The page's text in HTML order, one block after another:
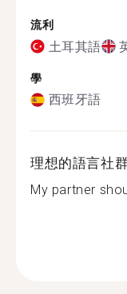
流利
土耳其語
學
西班牙語
理想的語言社
My partner